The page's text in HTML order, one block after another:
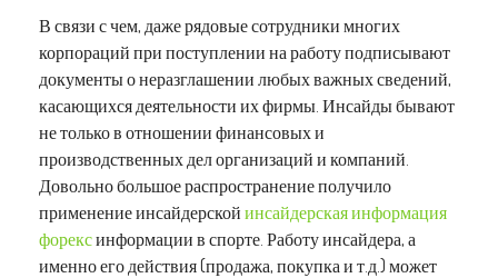
В связи с чем, даже рядовые сотрудники многих
корпораций при поступлении на работу подписывают
документы о неразглашении любых важных сведений,
касающихся деятельности их фирмы. Инсайды бывают
не только в отношении финансовых и
производственных дел организаций и компаний.
Довольно большое распространение получило
применение инсайдерской инсайдерская информация
форексинформации в спорте. Работу инсайдера, а
именно его действия (продажа, покупка и т.д.) может